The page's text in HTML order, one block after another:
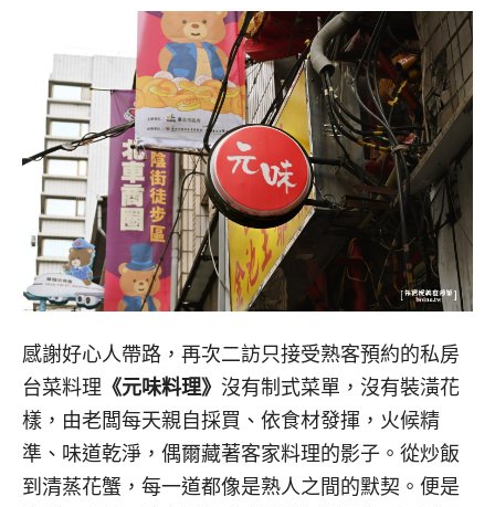
感謝好心人帶路，再次二訪只接受熟客預約的私房
台菜料理 《元味料理》 沒有制式菜單，沒有裝潢花
樣，由老闆每天親自採買、依食材發揮，火候精
準、味道乾淨，偶爾藏著客家料理的影子。從炒飯
到清蒸花蟹，每一道都像是熟人之間的默契。便是